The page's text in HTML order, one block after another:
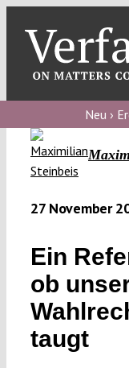
content
blog
editorial
Neu ›
27 November
Ein
ob
taugt